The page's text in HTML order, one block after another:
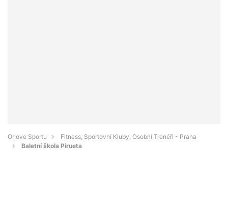
Orlove Sportu
Fitness, Sportovní Kluby, Osobní Trenéři - Praha
Baletní škola Pirueta